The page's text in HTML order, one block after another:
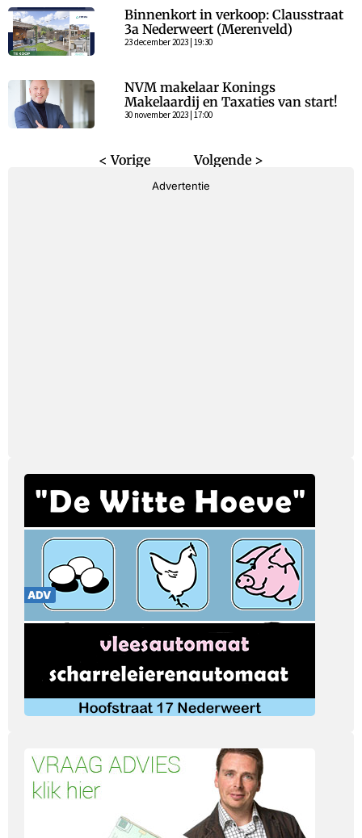
Binnenkort in verkoop: Clausstraat
3a Nederweert (Merenveld)
23 december 2023 | 19:30
NVM makelaar Konings
Makelaardij en Taxaties van start!
30 november 2023 | 17:00
< Vorige Volgende >
Advertentie